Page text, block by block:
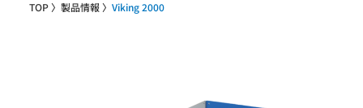
TOP〉 製品情報 〉 Viking 2000